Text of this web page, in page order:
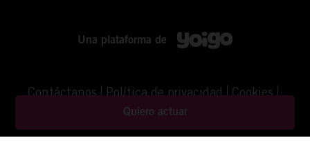
Quiero actuar
Una plataforma de
Contáctanos Política de privacidad
Cookies
Aviso Legal
©YOIGO